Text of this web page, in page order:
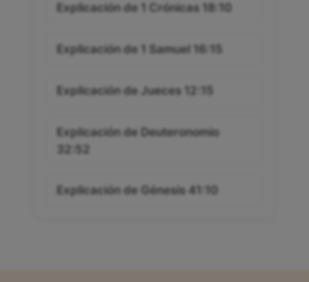
Explicación de 1 Crónicas 18:10
Explicación de 1 Samuel 16:15
Explicación de Jueces 12:15
Explicación de Deuteronomio
32:52
Explicación de Génesis 41:10